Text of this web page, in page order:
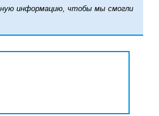
информацию, чтобы мы смогли